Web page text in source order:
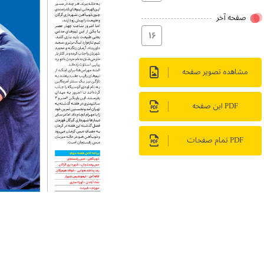
صفحه آخر
۱۶
مشاهده تصویر صفحه
PDF این صفحه
PDF تمام صفحات